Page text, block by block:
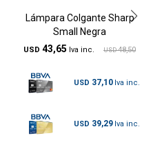
Lámpara Colgante Sharp
Small Negra
USD 43,65 USD 48,50
USD 37,10
USD 39,29